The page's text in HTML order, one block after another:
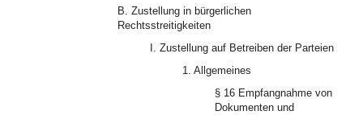
B. Zustellung in bürgerlichen
Rechtsstreitigkeiten
I. Zustellung auf Betreiben der Parteien
1. Allgemeines
§ 16 Empfangnahme von
Dokumenten und